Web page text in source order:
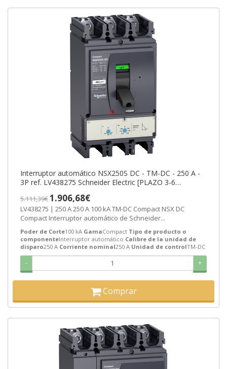
Interruptor automático NSX250S DC - TM-DC - 250 A -
3P ref. LV438275 Schneider Electric [PLAZO 3-6
5.111,39€1.906,68€
LV438275 | 250 A 250 A 100 kA TM-DC Compact NSX DC
Compact Interruptor automático de Schneider...
Poder de Corte100 kA GamaCompact Tipo de producto o
componenteInterruptor automático Calibre de la unidad de
disparo250 A Corriente nominal250 A Unidad de controlTM-DC
- +
Comprar